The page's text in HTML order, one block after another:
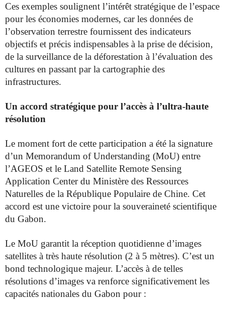
Ces exemples soulignent l’intérêt stratégique de l’espace
pour les économies modernes, car les données de
l’observation terrestre fournissent des indicateurs
objectifs et précis indispensables à la prise de décision,
de la surveillance de la déforestation à l’évaluation des
cultures en passant par la cartographie des
infrastructures.
Un accord stratégique pour l’accès à l’ultra-haute
résolution
Le moment fort de cette participation a été la signature
d’un Memorandum of Understanding (MoU) entre
l’AGEOS et le Land Satellite Remote Sensing
Application Center du Ministère des Ressources
Naturelles de la République Populaire de Chine. Cet
accord est une victoire pour la souveraineté scientifique
du Gabon.
Le MoU garantit la réception quotidienne d’images
satellites à très haute résolution (2 à 5 mètres). C’est un
bond technologique majeur. L’accès à de telles
résolutions d’images va renforce significativement les
capacités nationales du Gabon pour :